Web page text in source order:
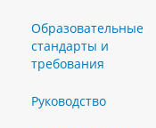
Образовательные
стандарты и
требования
Руководство